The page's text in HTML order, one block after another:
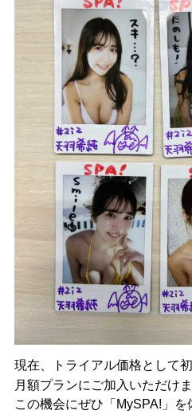
現在、トライアル価格として
月額プランにご加入いただけま
この機会にぜひ「MySPA!」